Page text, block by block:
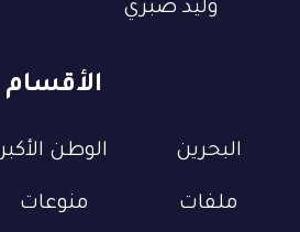
الأقسام
البحرين الوطن الأكبر
ملفات منوعات
وليد صبري